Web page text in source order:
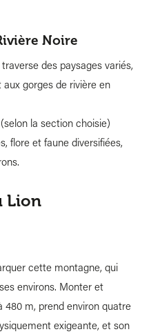
Noire
des paysages variés,
gorges de rivière en
la section choisie)
flore et faune diversifiées,
Lion
cette montagne, qui
environs. Monter et
480 m, prend environ quatre
exigeante, et son